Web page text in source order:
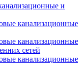
и
канализационные
канализационные
сетей
канализационные